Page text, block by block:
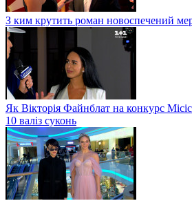
З ким крутить роман новоспечений
Як Вікторія Файнблат на конкурс
10 валіз суконь